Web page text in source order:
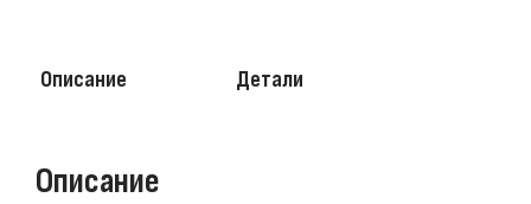
Описание Детали
Описание